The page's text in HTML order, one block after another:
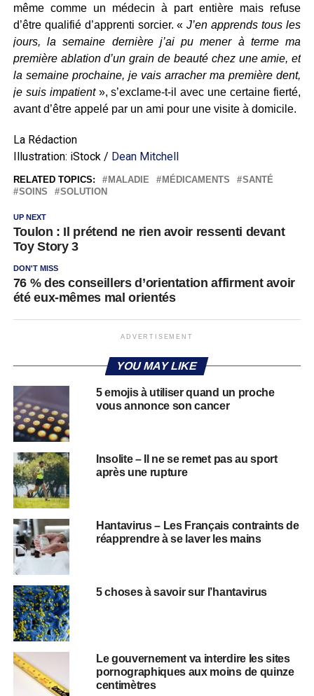
même comme un médecin à part entière mais refuse
d’être qualifié d’apprenti sorcier. «J’en apprends tous les
jours, la semaine dernière j’ai pu mener à terme ma
première ablation d’un grain de beauté chez une amie, et
la semaine prochaine, je vais arracher ma première dent,
je suis impatient», s’exclame-t-il avec une certaine fierté,
avant d’être appelé par un ami pour une visite à domicile.
La Rédaction
Illustration: iStock / Dean Mitchell
RELATED TOPICS: MALADIE MÉDICAMENTS
SANTÉ
SOINS
SOLUTION
UP NEXT
Toulon : Il prétend ne rien avoir ressenti devant
Toy Story 3
DON'T MISS
76 % des conseillers d’orientation affirment avoir
été eux-mêmes mal orientés
ADVERTISEMENT
YOU MAY LIKE
5 emojis à utiliser quand un proche
vous annonce son cancer
Insolite – Il ne se remet pas au sport
après une rupture
Hantavirus – Les Français contraints de
réapprendre à se laver les mains
5 choses à savoir sur l’hantavirus
​​Le gouvernement va interdire les sites
pornographiques aux moins de quinze
centimètres